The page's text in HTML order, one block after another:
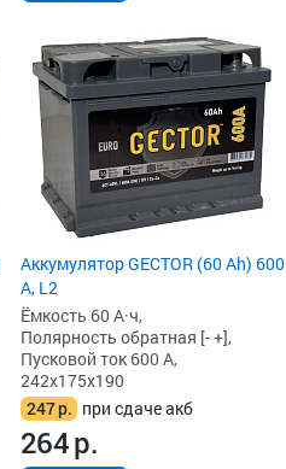
Аккумулятор GECTOR (60 Ah) 600
А, L2
Ёмкость 60 А·ч,
Полярность обратная [- +],
Пусковой ток 600 А,
242x175x190
247р. при сдаче акб
264р.